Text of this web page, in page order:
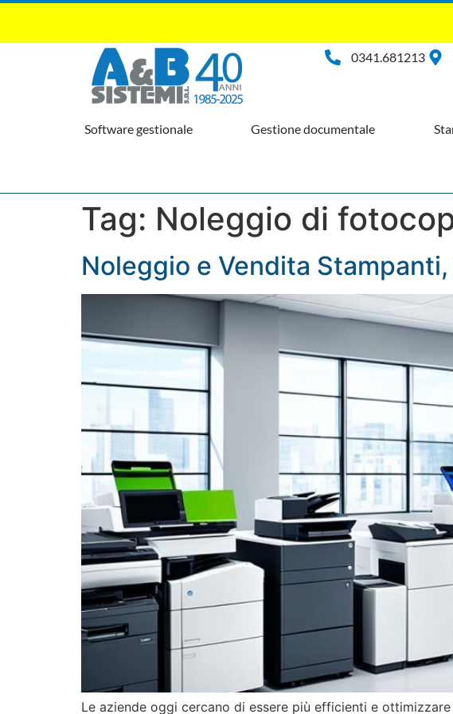
0341.681213
Software gestionale Gestione documentale
Tag: Noleggio di
Noleggio e Vendita
Le aziende oggi cercano di essere più efficienti e